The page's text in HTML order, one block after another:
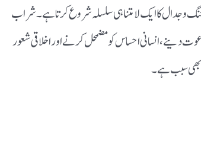
و جدال کا ایک لامتناہی سلسلہ شروع کرتا ہے۔ شراب
دینے ، انسانی احساس کو مضمحل کرنے اور اخلاقی شعور
بھی سبب ہے۔